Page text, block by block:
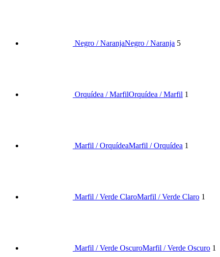
Negro / NaranjaNegro / Naranja 5
Orquídea / MarfilOrquídea / Marfil 1
Marfil / OrquídeaMarfil / Orquídea 1
Marfil / Verde ClaroMarfil / Verde Claro 1
Marfil / Verde OscuroMarfil / Verde Oscuro 1